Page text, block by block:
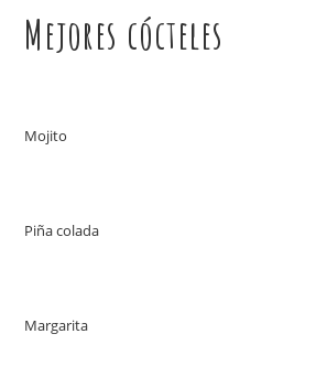
Mejores cócteles
Mojito
Piña colada
Margarita